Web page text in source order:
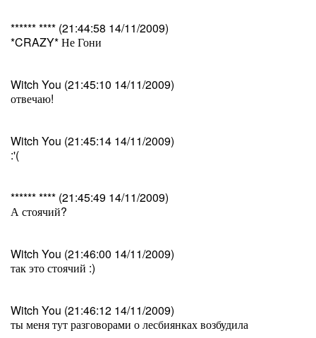
****** **** (21:44:58 14/11/2009)
*CRAZY* Не Гони
Witch You (21:45:10 14/11/2009)
отвечаю!
Witch You (21:45:14 14/11/2009)
:'(
****** **** (21:45:49 14/11/2009)
А стоячий?
Witch You (21:46:00 14/11/2009)
так это стоячий :)
Witch You (21:46:12 14/11/2009)
ты меня тут разговорами о лесбиянках возбудила